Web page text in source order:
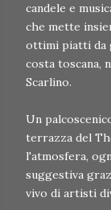
candele e
che mette
ottimi piatti da
costa toscana,
Scarlino.
Un
terrazza del
l'atmosfera,
suggestiva
vivo di artisti